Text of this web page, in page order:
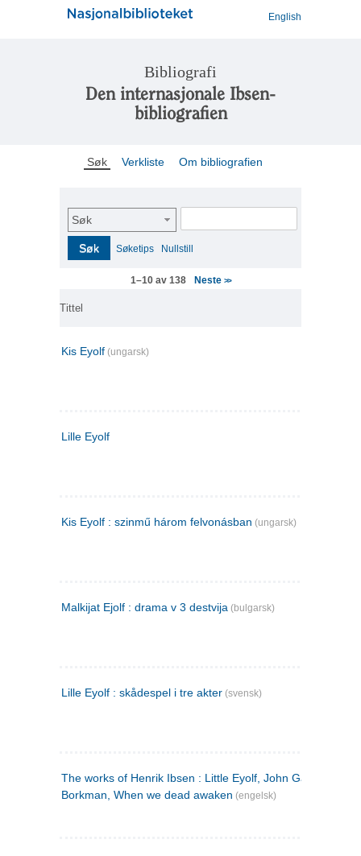
English
Bibliografi
Den internasjonale Ibsen-
bibliografien
Søk Verkliste Om bibliografien
Søk
Søk Søketips Nullstill
1–10 av 138 Neste >>
Tittel
Kis Eyolf (ungarsk)
Lille Eyolf
Kis Eyolf : szinmű három felvonásban (ungarsk)
Malkijat Ejolf : drama v 3 destvija (bulgarsk)
Lille Eyolf : skådespel i tre akter (svensk)
The works of Henrik Ibsen : Little Eyolf, John Gabriel
Borkman, When we dead awaken (engelsk)